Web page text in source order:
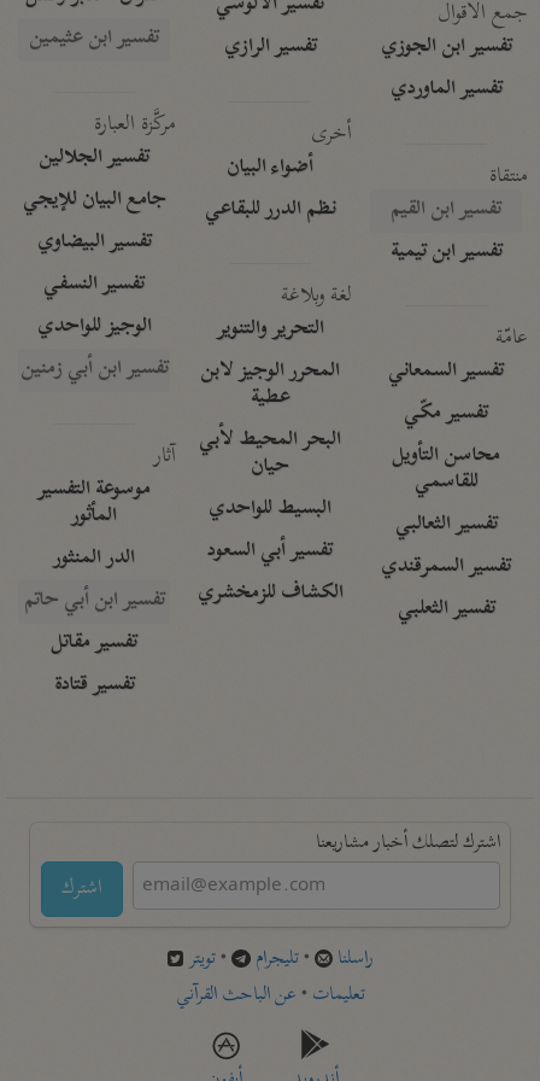
جمع الأقوال
تفسير ابن الجوزي
تفسير الماوردي
منتقاة
تفسير ابن القيم
تفسير ابن تيمية
عامّة
تفسير السمعاني
تفسير مكّي
محاسن التأويل
للقاسمي
تفسير الثعالبي
تفسير السمرقندي
تفسير الثعلبي
تفسير الرازي
أخرى
أضواء البيان
نظم الدرر للبقاعي
لغة وبلاغة
التحرير والتنوير
المحرر الوجيز لابن
عطية
البحر المحيط لأبي
حيان
البسيط للواحدي
تفسير أبي السعود
الكشاف للزمخشري
تفسير ابن عثيمين
مركَّزة العبارة
تفسير الجلالين
جامع البيان للإيجي
تفسير البيضاوي
تفسير النسفي
الوجيز للواحدي
تفسير ابن أبي زمنين
آثار
موسوعة التفسير
المأثور
الدر المنثور
تفسير ابن أبي حاتم
تفسير مقاتل
تفسير قتادة
اشترك لتصلك أخبار مشاريعنا
اشترك
راسلنا •تليجرام •تويتر
تعليمات •عن الباحث القرآني